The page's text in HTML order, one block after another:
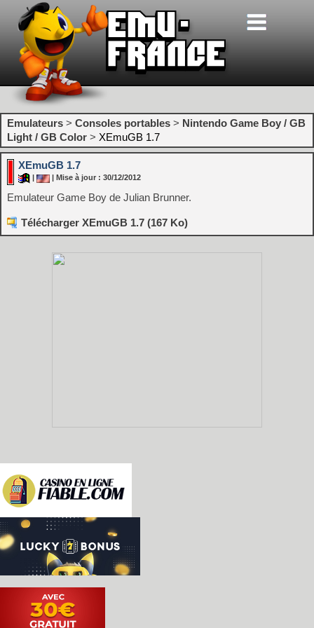
Emulateurs > Consoles portables > Nintendo Game Boy / GB
Light / GB Color > XEmuGB 1.7
XEmuGB 1.7
| Mise à jour : 30/12/2012
Emulateur Game Boy de Julian Brunner.
Télécharger XEmuGB 1.7 (167 Ko)